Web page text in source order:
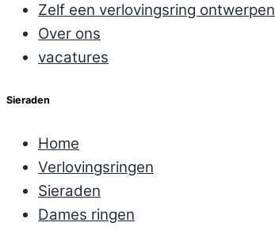
Zelf een verlovingsring ontwerpen
Over ons
vacatures
Sieraden
Home
Verlovingsringen
Sieraden
Dames ringen